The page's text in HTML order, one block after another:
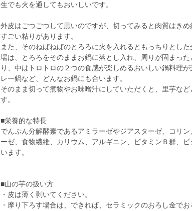
生でも火を通してもおいしいです。
外皮はごつごつして黒いのですが、切ってみると肉質はき
すごい粘りがあります。
また、そのねばねばのとろろに火を入れるともっちりとし
場は、とろろをそのままお鍋に落とし入れ、周りが固まっ
り、中はトロトロの２つの食感が楽しめるおいしい鍋料理
レー鍋など、どんなお鍋にも合います。
そのまま切って煮物やお味噌汁にしていただくと、里芋な
す。
■栄養的な特長
でんぷん分解酵素であるアミラーゼやジアスターゼ、コリ
ーゼ、食物繊維、カリウム、アルギニン、ビタミンＢ群、
います。
■山の芋の扱い方
・皮は薄く剥いてください。
・摩り下ろす場合は、できれば、セラミックのおろし金で